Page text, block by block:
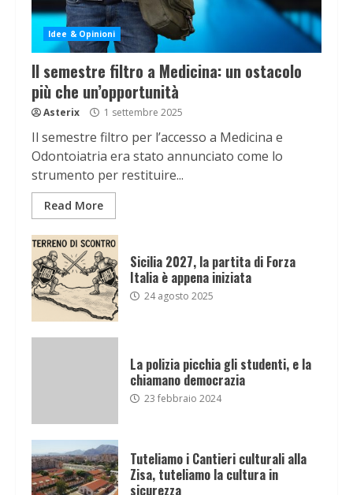
Idee & Opinioni
Il semestre filtro a Medicina: un ostacolo
più che un’opportunità
Asterix 1 settembre 2025
Il semestre filtro per l’accesso a Medicina e
Odontoiatria era stato annunciato come lo
strumento per restituire...
Read More
Sicilia 2027, la partita di Forza
Italia è appena iniziata
24 agosto 2025
La polizia picchia gli studenti, e la
chiamano democrazia
23 febbraio 2024
Tuteliamo i Cantieri culturali alla
Zisa, tuteliamo la cultura in
sicurezza